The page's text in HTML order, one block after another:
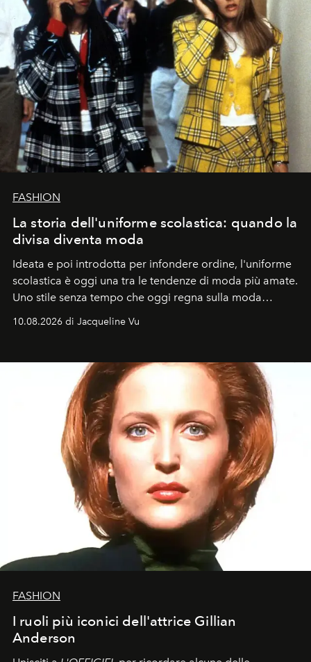
FASHION
La storia dell'uniforme scolastica: quando la
divisa diventa moda
Ideata e poi introdotta per infondere ordine, l'uniforme
scolastica è oggi una tra le tendenze di moda più amate.
Uno stile senza tempo che oggi regna sulla moda
tradizionale e sulla cultura pop.
10.08.2026 di Jacqueline Vu
FASHION
I ruoli più iconici dell'attrice Gillian
Anderson